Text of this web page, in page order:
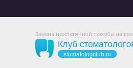
Замена неэстетичной пломбы на
Клуб
stomatologclub.ru